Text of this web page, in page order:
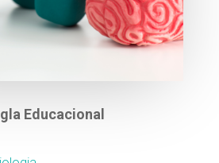
Educacional